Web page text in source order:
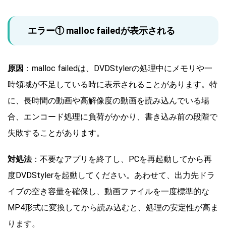
エラー① malloc failedが表示される
原因 ：malloc failedは、DVDStylerの処理中にメモリや一
時領域が不足している時に表示されることがあります。特
に、長時間の動画や高解像度の動画を読み込んでいる場
合、エンコード処理に負荷がかかり、書き込み前の段階で
失敗することがあります。
対処法：不要なアプリを終了し、PCを再起動してから再
度DVDStylerを起動してください。あわせて、出力先ドラ
イブの空き容量を確保し、動画ファイルを一度標準的な
MP4形式に変換してから読み込むと、処理の安定性が高ま
ります。